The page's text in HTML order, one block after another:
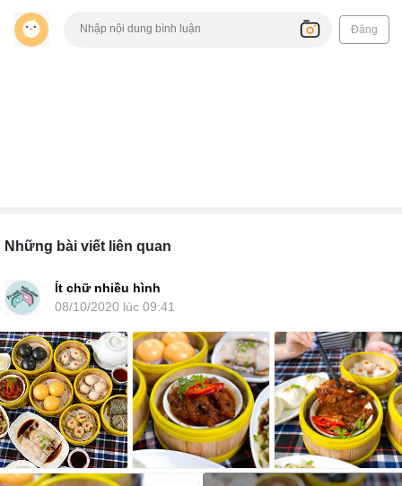
Đăng
Những bài viết liên quan
Ít chữ nhiều hình
08/10/2020 lúc 09:41